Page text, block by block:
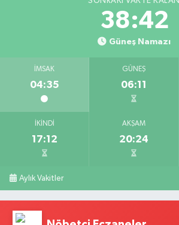
38:41
Güneş Namazı
İMSAK
04:35
GÜNEŞ
06:11
İKINDI
17:12
AKŞAM
20:24
Aylık Vakitler